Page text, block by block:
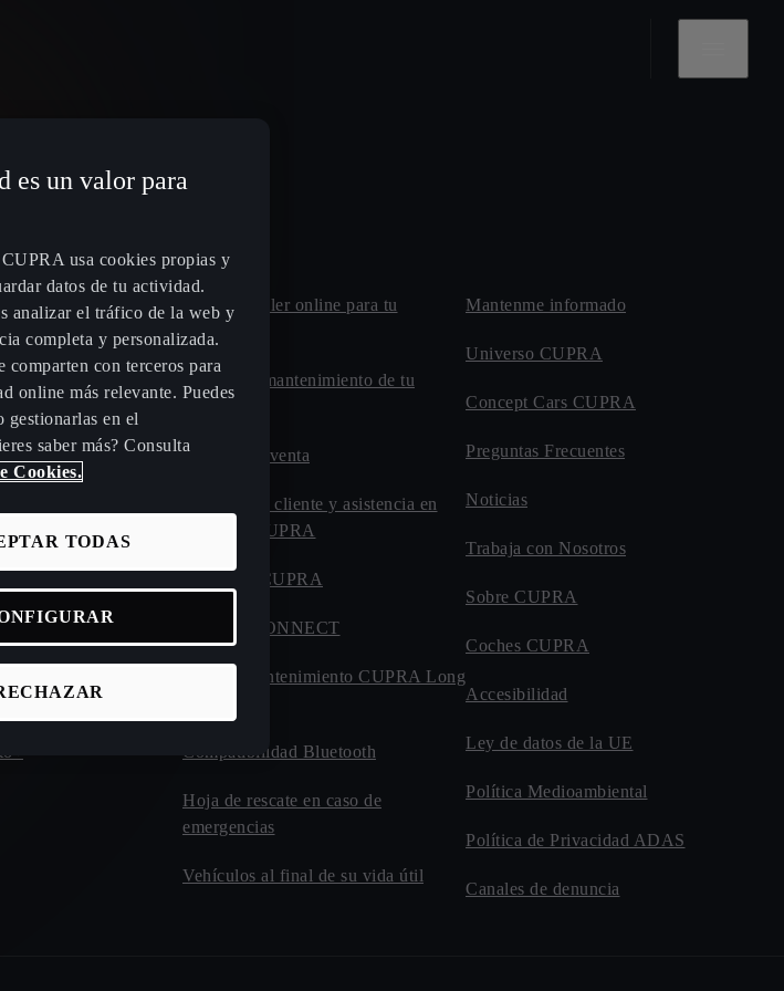
Español
- Estaciones de
para coches híbridos
eléctricos
en casa
autonomía y consumo
de carga de
Pide cita taller online para tu
CUPRA
Calcula el mantenimiento de tu
Ofertas Posventa
Atención al cliente y asistencia en
carretera CUPRA
Manuales CUPRA
CUPRA CONNECT
Plan de mantenimiento CUPRA Long
Compatibilidad Bluetooth
Hoja de rescate en caso de
emergencias
Vehículos al final de su vida útil
Mantenme informado
Universo CUPRA
Concept Cars CUPRA
Preguntas Frecuentes
Noticias
Trabaja con Nosotros
Sobre CUPRA
Coches CUPRA
Accesibilidad
Ley de datos de la UE
Política Medioambiental
Política de Privacidad ADAS
Canales de denuncia
es un valor para
usa cookies propias y
datos de tu actividad.
analizar el tráfico de la web y
completa y personalizada.
comparten con terceros para
online más relevante. Puedes
gestionarlas en el
saber más? Consulta
Cookies.
TODAS